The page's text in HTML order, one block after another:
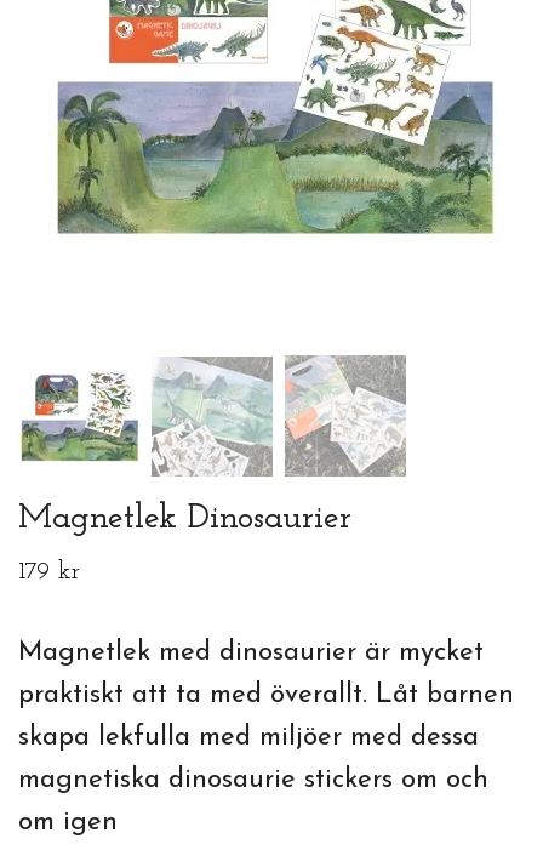
Magnetlek Dinosaurier
179 kr
Magnetlek med dinosaurier är mycket
praktiskt att ta med överallt. Låt barnen
skapa lekfulla med miljöer med dessa
magnetiska dinosaurie stickers om och
om igen